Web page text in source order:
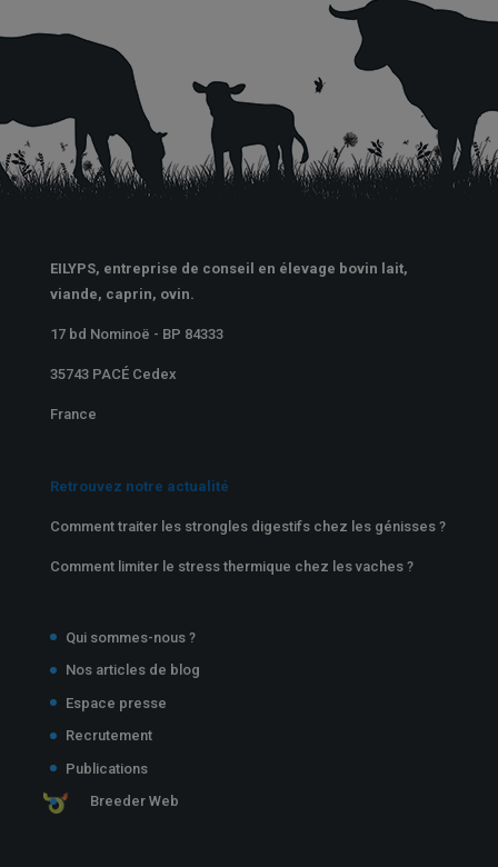
EILYPS, entreprise de conseil en élevage bovin lait,
viande, caprin, ovin.
17 bd Nominoë - BP 84333
35743 PACÉ Cedex
France
Retrouvez notre actualité
Comment traiter les strongles digestifs chez les génisses ?
Comment limiter le stress thermique chez les vaches ?
Qui sommes-nous ?
Nos articles de blog
Espace presse
Recrutement
Publications
Breeder Web